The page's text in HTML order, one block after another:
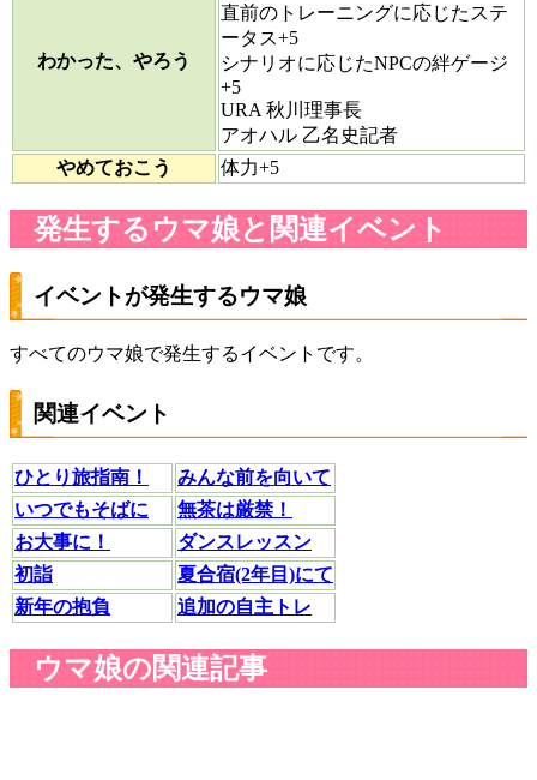
わかった、やろう
直前のトレーニングに応じたステ
ータス+5
シナリオに応じたNPCの絆ゲージ
+5
URA 秋川理事長
アオハル 乙名史記者
やめておこう
体力+5
発生するウマ娘と関連イベント
イベントが発生するウマ娘
すべてのウマ娘で発生するイベントです。
関連イベント
ひとり旅指南！
みんな前を向いて
いつでもそばに
無茶は厳禁！
お大事に！
ダンスレッスン
初詣
夏合宿(2年目)にて
新年の抱負
追加の自主トレ
ウマ娘の関連記事